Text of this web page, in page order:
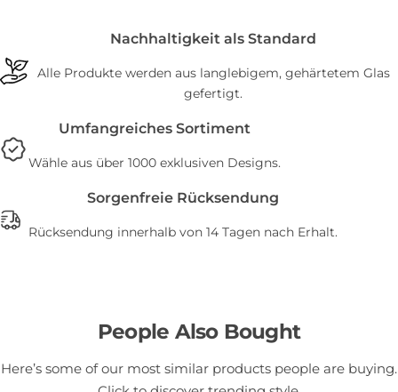
Nachhaltigkeit als Standard
Alle Produkte werden aus langlebigem, gehärtetem Glas
gefertigt.
Umfangreiches Sortiment
Wähle aus über 1000 exklusiven Designs.
Sorgenfreie Rücksendung
Rücksendung innerhalb von 14 Tagen nach Erhalt.
People Also Bought
Here’s some of our most similar products people are buying.